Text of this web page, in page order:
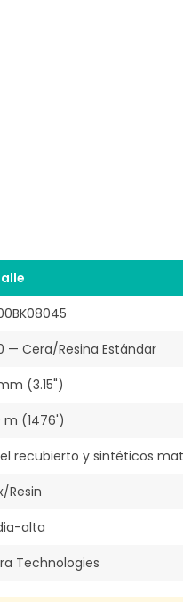
— Cera/Resina Estándar
(3.15")
m (1476')
recubierto y sintéticos
Resin
alta
Technologies